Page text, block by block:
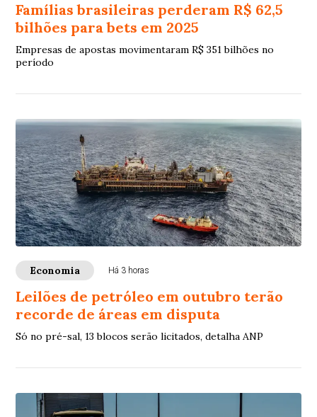
Famílias brasileiras perderam R$ 62,5
bilhões para bets em 2025
Empresas de apostas movimentaram R$ 351 bilhões no
período
Economia Há 3 horas
Leilões de petróleo em outubro terão
recorde de áreas em disputa
Só no pré-sal, 13 blocos serão licitados, detalha ANP